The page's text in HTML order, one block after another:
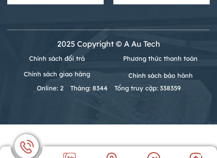
2025 Copyright © A Au Tech
Chính sách đổi trả
Phương thức thanh toán
Chính sách giao hàng
Chính sách bảo hành
Online: 2
Tháng: 8344 Tổng truy cập: 338359